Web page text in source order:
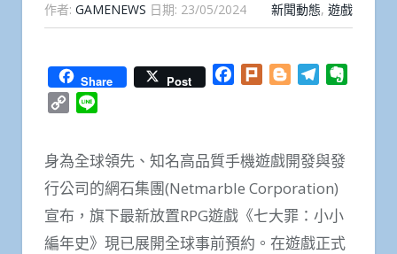
作者: GAMENEWS 日期: 23/05/2024 新聞動態, 遊戲
Share Post Facebook
Plurk BloggerTelegram
Copy
身為全球領先、知名高品質手機遊戲開發與發
行公司的網石集團(Netmarble Corporation)
宣布，旗下最新放置RPG遊戲《七大罪：小小
編年史》現已展開全球事前預約。在遊戲正式